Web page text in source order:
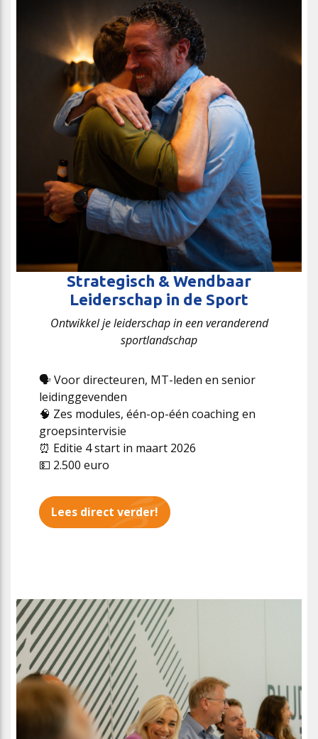
Strategisch & Wendbaar
Leiderschap in de Sport
Ontwikkel je leiderschap in een veranderend
sportlandschap
🗣️ Voor directeuren, MT-leden en senior
leidinggevenden
🧠 Zes modules, één-op-één coaching en
groepsintervisie
⏰ Editie 4 start in maart 2026
💵 2.500 euro
Lees direct verder!